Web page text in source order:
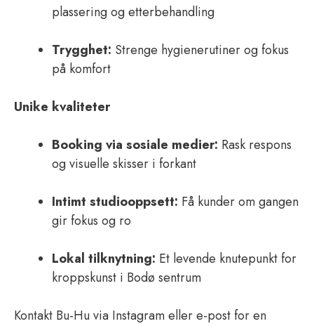
plassering og etterbehandling
Trygghet: Strenge hygienerutiner og fokus
på komfort
Unike kvaliteter
Booking via sosiale medier: Rask respons
og visuelle skisser i forkant
Intimt studiooppsett: Få kunder om gangen
gir fokus og ro
Lokal tilknytning: Et levende knutepunkt for
kropps­kunst i Bodø sentrum
Kontakt Bu-Hu via Instagram eller e-post for en